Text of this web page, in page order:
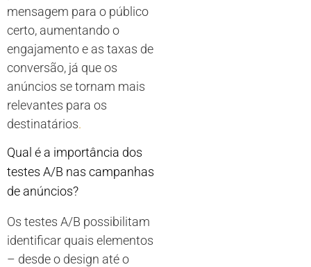
mensagem para o público
certo, aumentando o
engajamento e as taxas de
conversão, já que os
anúncios se tornam mais
relevantes para os
destinatários.
Qual é a importância dos
testes A/B nas campanhas
de anúncios?
Os testes A/B possibilitam
identificar quais elementos
– desde o design até o